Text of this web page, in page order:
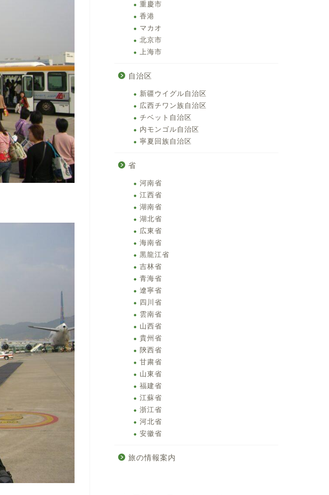
重慶市
香港
マカオ
北京市
上海市
自治区
新疆ウイグル自治区
広西チワン族自治区
チベット自治区
内モンゴル自治区
寧夏回族自治区
省
河南省
江西省
湖南省
湖北省
広東省
海南省
黒龍江省
吉林省
青海省
遼寧省
四川省
雲南省
山西省
貴州省
陝西省
甘粛省
山東省
福建省
江蘇省
浙江省
河北省
安徽省
旅の情報案内